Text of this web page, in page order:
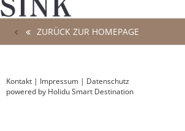
ZURÜCK ZUR HOMEPAGE
Kontakt | Impressum | Datenschutz
powered by Holidu Smart Destination